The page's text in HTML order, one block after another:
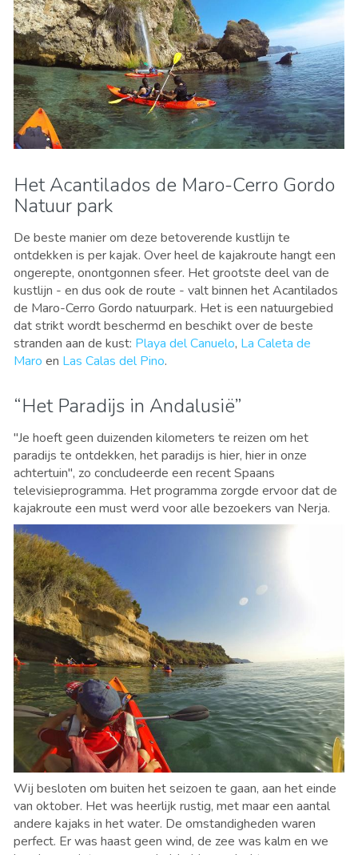
Het Acantilados de Maro-Cerro Gordo
Natuur park
De beste manier om deze betoverende kustlijn te
ontdekken is per kajak. Over heel de kajakroute hangt een
ongerepte, onontgonnen sfeer. Het grootste deel van de
kustlijn - en dus ook de route - valt binnen het Acantilados
de Maro-Cerro Gordo natuurpark. Het is een natuurgebied
dat strikt wordt beschermd en beschikt over de beste
stranden aan de kust: Playa del Canuelo, La Caleta de
Maro en Las Calas del Pino.
“Het Paradijs in Andalusië”
"Je hoeft geen duizenden kilometers te reizen om het
paradijs te ontdekken, het paradijs is hier, hier in onze
achtertuin", zo concludeerde een recent Spaans
televisieprogramma. Het programma zorgde ervoor dat de
kajakroute een must werd voor alle bezoekers van Nerja.
Wij besloten om buiten het seizoen te gaan, aan het einde
van oktober. Het was heerlijk rustig, met maar een aantal
andere kajaks in het water. De omstandigheden waren
perfect. Er was haast geen wind, de zee was kalm en we